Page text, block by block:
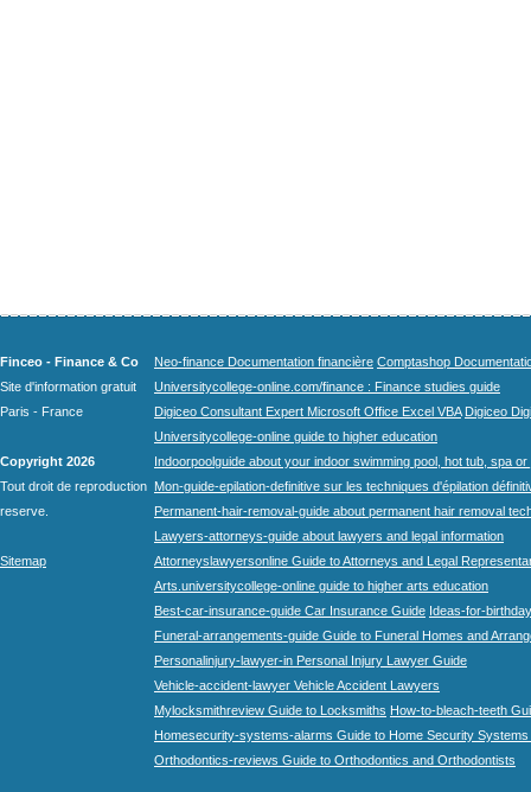
Finceo - Finance & Co
Site d'information gratuit
Paris - France
Copyright 2026
Tout droit de reproduction
reserve.
Sitemap
Neo-finance Documentation financière Comptashop
Universitycollege-online.com/finance : Finance studies guide
Digiceo Consultant Expert Microsoft Office Excel VBA Digiceo
Universitycollege-online guide to higher education
Indoorpoolguide about your indoor swimming pool, hot tub, spa
Mon-guide-epilation-definitive sur les techniques d'épilation
Permanent-hair-removal-guide about permanent hair removal
Lawyers-attorneys-guide about lawyers and legal information
Attorneyslawyersonline Guide to Attorneys and Legal
Arts.universitycollege-online guide to higher arts education
Best-car-insurance-guide Car Insurance Guide Ideas-for-
Funeral-arrangements-guide Guide to Funeral Homes and
Personalinjury-lawyer-in Personal Injury Lawyer Guide
Vehicle-accident-lawyer Vehicle Accident Lawyers
Mylocksmithreview Guide to Locksmiths How-to-bleach-teeth
Homesecurity-systems-alarms Guide to Home Security Systems
Orthodontics-reviews Guide to Orthodontics and Orthodontists